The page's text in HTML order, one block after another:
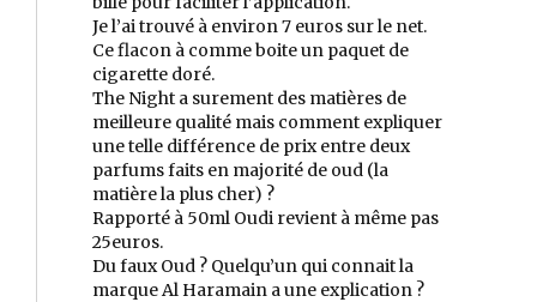
Je l’ai trouvé à environ 7 euros sur le net.
Ce flacon à comme boite un paquet de
cigarette doré.
The Night a surement des matières de
meilleure qualité mais comment expliquer
une telle différence de prix entre deux
parfums faits en majorité de oud (la
matière la plus cher) ?
Rapporté à 50ml Oudi revient à même pas
25euros.
Du faux Oud ? Quelqu’un qui connait la
marque Al Haramain a une explication ?